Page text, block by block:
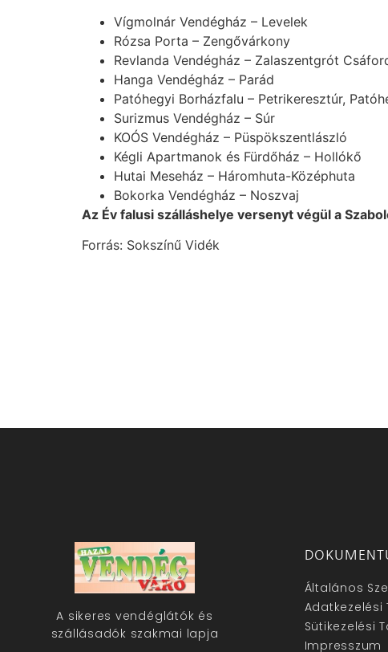
Vígmolnár Vendégház – Levelek
Rózsa Porta – Zengővárkony
Revlanda Vendégház – Zalaszentgrót
Hanga Vendégház – Parád
Patóhegyi Borházfalu – Petrikeresztúr,
Surizmus Vendégház – Súr
KOÓS Vendégház – Püspökszentlászló
Kégli Apartmanok és Fürdőház – Hollókő
Hutai Meseház – Háromhuta-Középhuta
Bokorka Vendégház – Noszvaj
Az Év falusi szálláshelye versenyt végül a
Forrás: Sokszínű Vidék
A sikeres vendéglátók és
szállásadók szakmai lapja
Általános
Adatkezelési
Sütikezelési
Impresszum